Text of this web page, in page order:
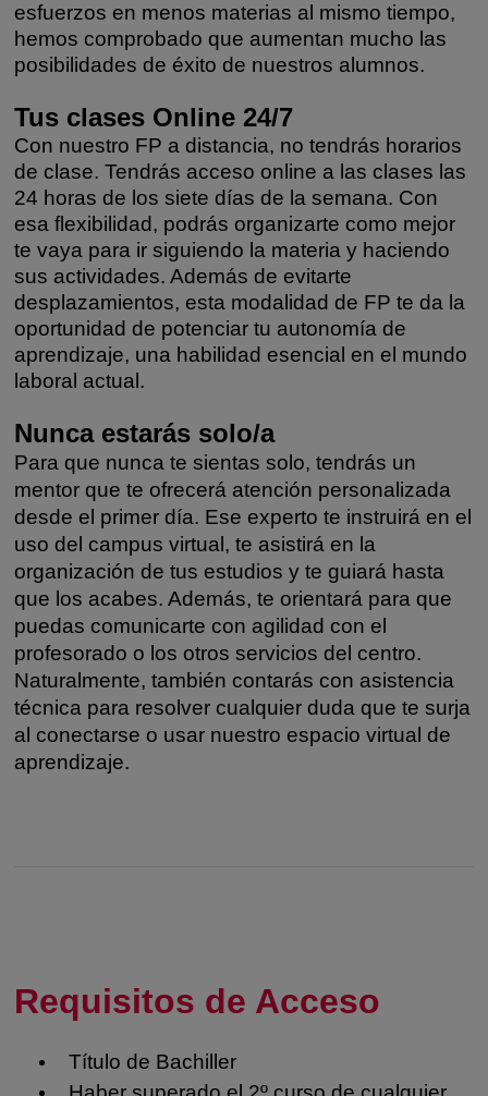
esfuerzos en menos materias al mismo tiempo,
hemos comprobado que aumentan mucho las
posibilidades de éxito de nuestros alumnos.
Tus clases Online 24/7
Con nuestro FP a distancia, no tendrás horarios
de clase. Tendrás acceso online a las clases las
24 horas de los siete días de la semana. Con
esa flexibilidad, podrás organizarte como mejor
te vaya para ir siguiendo la materia y haciendo
sus actividades. Además de evitarte
desplazamientos, esta modalidad de FP te da la
oportunidad de potenciar tu autonomía de
aprendizaje, una habilidad esencial en el mundo
laboral actual.
Nunca estarás solo/a
Para que nunca te sientas solo, tendrás un
mentor que te ofrecerá atención personalizada
desde el primer día. Ese experto te instruirá en el
uso del campus virtual, te asistirá en la
organización de tus estudios y te guiará hasta
que los acabes. Además, te orientará para que
puedas comunicarte con agilidad con el
profesorado o los otros servicios del centro.
Naturalmente, también contarás con asistencia
técnica para resolver cualquier duda que te surja
al conectarse o usar nuestro espacio virtual de
aprendizaje.
Requisitos de Acceso
Título de Bachiller